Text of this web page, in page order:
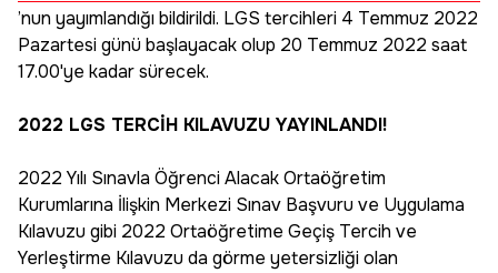
’nun yayımlandığı bildirildi. LGS tercihleri 4 Temmuz 2022
Pazartesi günü başlayacak olup 20 Temmuz 2022 saat
17.00'ye kadar sürecek.
2022 LGS TERCİH KILAVUZU YAYINLANDI!
2022 Yılı Sınavla Öğrenci Alacak Ortaöğretim
Kurumlarına İlişkin Merkezi Sınav Başvuru ve Uygulama
Kılavuzu gibi 2022 Ortaöğretime Geçiş Tercih ve
Yerleştirme Kılavuzu da görme yetersizliği olan